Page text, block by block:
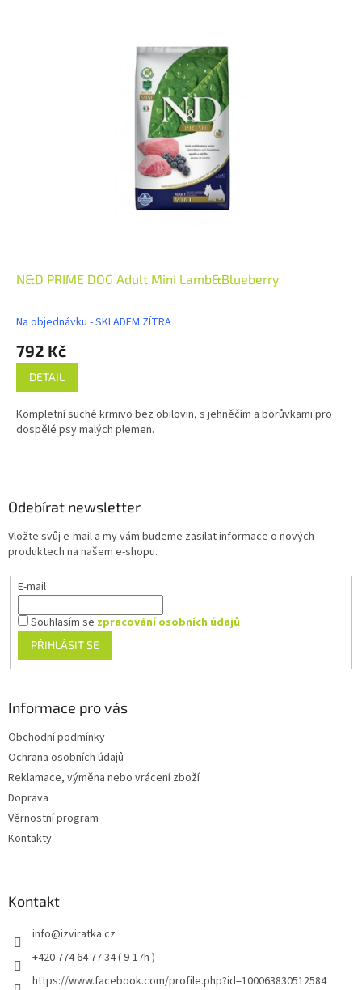
N&D PRIME DOG Adult Mini Lamb&Blueberry
Na objednávku - SKLADEM ZÍTRA
792 Kč
DETAIL
Kompletní suché krmivo bez obilovin, s jehněčím a borůvkami pro
dospělé psy malých plemen.
Odebírat newsletter
Vložte svůj e-mail a my vám budeme zasílat informace o nových
produktech na našem e-shopu.
E-mail
Souhlasím sezpracování osobních údajů
PŘIHLÁSIT SE
Informace pro vás
Obchodní podmínky
Ochrana osobních údajů
Reklamace, výměna nebo vrácení zboží
Doprava
Věrnostní program
Kontakty
Kontakt
info@izviratka.cz
+420 774 64 77 34 ( 9-17h )
https://www.facebook.com/profile.php?id=100063830512584